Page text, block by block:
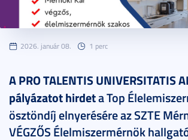
2026. január 08. 1 perc
A PRO TALENTIS UNIVERSITATIS
pályázatot hirdeta Top
ösztöndíj elnyerésére az SZTE
VÉGZŐS Élelmiszermérnök